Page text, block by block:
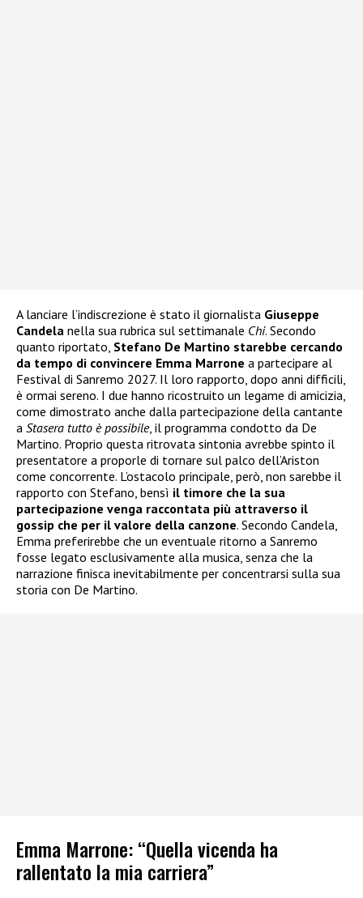
A lanciare l’indiscrezione è stato il giornalista Giuseppe
Candela nella sua rubrica sul settimanale Chi. Secondo
quanto riportato, Stefano De Martino starebbe cercando
da tempo di convincere Emma Marrone a partecipare al
Festival di Sanremo 2027. Il loro rapporto, dopo anni difficili,
è ormai sereno. I due hanno ricostruito un legame di amicizia,
come dimostrato anche dalla partecipazione della cantante
a Stasera tutto è possibile, il programma condotto da De
Martino. Proprio questa ritrovata sintonia avrebbe spinto il
presentatore a proporle di tornare sul palco dell’Ariston
come concorrente. L’ostacolo principale, però, non sarebbe il
rapporto con Stefano, bensì il timore che la sua
partecipazione venga raccontata più attraverso il
gossip che per il valore della canzone. Secondo Candela,
Emma preferirebbe che un eventuale ritorno a Sanremo
fosse legato esclusivamente alla musica, senza che la
narrazione finisca inevitabilmente per concentrarsi sulla sua
storia con De Martino.
Emma Marrone: “Quella vicenda ha
rallentato la mia carriera”